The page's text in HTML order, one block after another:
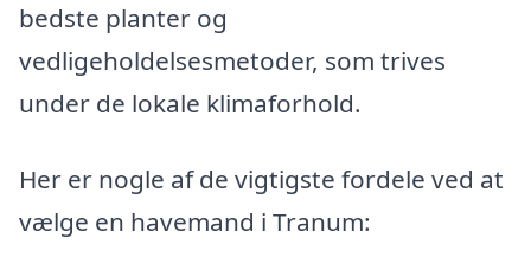
bedste planter og
vedligeholdelsesmetoder, som trives
under de lokale klimaforhold.
Her er nogle af de vigtigste fordele ved at
vælge en havemand i Tranum: